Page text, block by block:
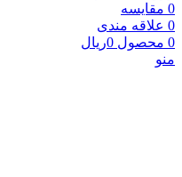
0 مقایسه
0 علاقه مندی
0 محصول 0ریال
منو